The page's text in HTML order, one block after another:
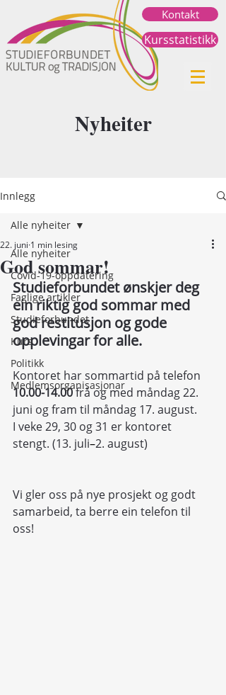
Kursstatistikk
Kontakt
Nyheiter
Innlegg
Alle nyheiter
Covid-19-oppdatering
Faglige artikler
Studieforbundet
Kurs
Politikk
Medlemsorganisasjonar
Alle nyheiter
God sommar!
22. juni 1 min lesing
Studieforbundet ønskjer deg
ein riktig god sommar med
god restitusjon og gode
opplevingar for alle.
Kontoret har sommartid på telefon
10.00-14.00 frå og med måndag 22.
juni og fram til måndag 17. august.
I veke 29, 30 og 31 er kontoret
stengt. (13. juli–2. august)
Vi gler oss på nye prosjekt og godt
samarbeid, ta berre ein telefon til
oss!